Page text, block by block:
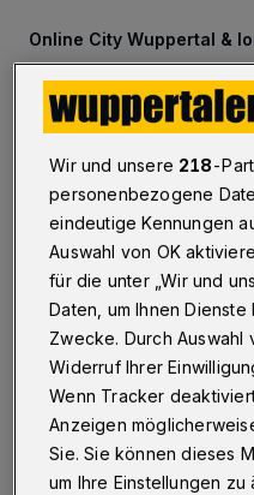
Online City Wuppertal &
Was ein
für
Lokale Händler in
mehr nur „über die
Elberfeld oder Barmen
über Instagram,
Shop oder Lieferservice
25.05.2026 , 00:00 Uhr
Wir und unsere 218-
personenbezogene
eindeutige Kennungen
Auswahl von OK
für die unter „Wir und
Daten, um Ihnen
Zwecke. Durch
Widerruf Ihrer
Wenn Tracker
Anzeigen
Sie. Sie können dieses
um Ihre Einstellungen